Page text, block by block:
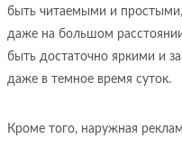
быть читаемыми и
даже на большом
быть достаточно яркими и
даже в темное время суток.
Кроме того, наружная